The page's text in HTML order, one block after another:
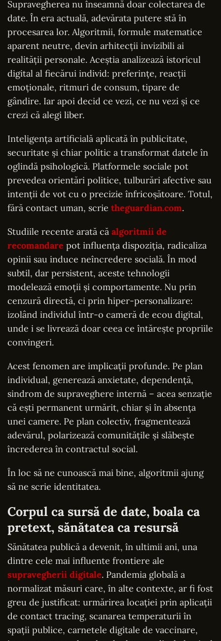
Supravegherea nu înseamnă doar colectarea de
date. În era actuală, adevărata putere stă în
procesarea lor. Algoritmii, formule matematice
aparent neutre, devin arhitecții invizibili ai
realității personale. Aceștia analizează istoricul
digital al fiecărui individ: preferințe, reacții
emoționale, ritmuri de consum, tipare de
gândire. Iar apoi decid ce vezi, ce nu vezi și ce
crezi că alegi liber.
Inteligența artificială aplicată în publicitate,
securitate și chiar politic a transformat datele în
oglindă psihologică. Platformele sociale pot
prevedea orientări politice, tulburări afective sau
intenții de vot cu o precizie înfricoșătoare. Totul,
fără contact uman, scrie theguardian.com.
Studiile recente arată că algoritmii de
recomandare pot influența dispoziția, radicaliza
opinii sau induce neîncredere socială. În mod
subtil, dar persistent, aceste tehnologii
modelează emoții și comportamente. Nu prin
cenzură directă, ci prin hiper-personalizare:
izolând individul într-o cameră de ecou digital,
unde i se livrează doar ceea ce întărește propriile
convingeri.
Acest fenomen are implicații profunde. Pe plan
individual, generează anxietate, dependență,
sindrom de supraveghere internă – acea senzație
că ești permanent urmărit, chiar și în absența
unei camere. Pe plan colectiv, fragmentează
adevărul, polarizează comunitățile și slăbește
încrederea în contractul social.
În loc să ne cunoască mai bine, algoritmii ajung
să ne scrie identitatea.
Corpul ca sursă de date, boala ca
pretext, sănătatea ca resursă
Sănătatea publică a devenit, în ultimii ani, una
dintre cele mai influente frontiere ale
supravegherii digitale. Pandemia globală a
normalizat măsuri care, în alte contexte, ar fi fost
greu de justificat: urmărirea locației prin aplicații
de contact tracing, scanarea temperaturii în
spații publice, carnetele digitale de vaccinare,